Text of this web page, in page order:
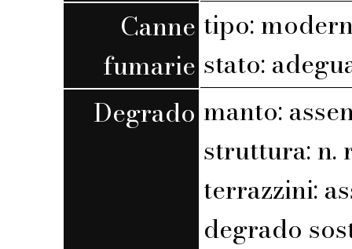
Canne
fumarie
tipo:
stato:
Degrado manto:
struttura: n.
terrazzini:
degrado